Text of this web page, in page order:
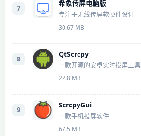
7
希象传屏电脑版
专注于无线传屏软硬件设计
30.67 MB
8
QtScrcpy
一款开源的安卓实时投屏工具
22.8 MB
9
ScrcpyGui
一款手机投屏软件
67.5 MB